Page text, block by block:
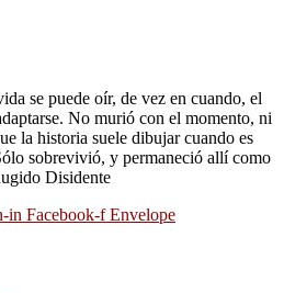
se puede oír, de vez en cuando, el
No murió con el momento, ni
la historia suele dibujar cuando es
sobrevivió, y permaneció allí como
Disidente
in Facebook-f Envelope